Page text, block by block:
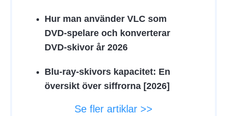
Hur man använder VLC som
DVD-spelare och konverterar
DVD-skivor år 2026
Blu-ray-skivors kapacitet: En
översikt över siffrorna [2026]
Se fler artiklar >>